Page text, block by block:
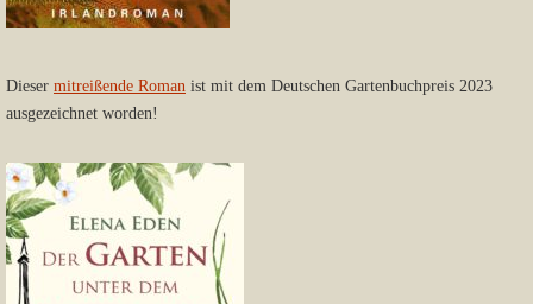
Dieser mitreißende Roman ist mit dem Deutschen Gartenbuchpreis 2023
ausgezeichnet worden!